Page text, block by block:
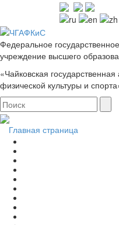
Федеральное
учреждение высшего
«Чайковская
физической культуры и
Главная страница